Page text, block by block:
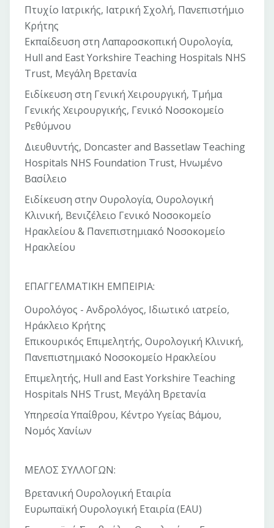
Πτυχίο Ιατρικής, Ιατρική Σχολή, Πανεπιστήμιο
Κρήτης
Εκπαίδευση στη Λαπαροσκοπική Ουρολογία,
Hull and East Yorkshire Teaching Hospitals NHS
Trust, Μεγάλη Βρετανία
Ειδίκευση στη Γενική Χειρουργική, Τμήμα
Γενικής Χειρουργικής, Γενικό Νοσοκομείο
Ρεθύμνου
Διευθυντής, Doncaster and Bassetlaw Teaching
Hospitals NHS Foundation Trust, Ηνωμένο
Βασίλειο
Ειδίκευση στην Ουρολογία, Ουρολογική
Κλινική, Βενιζέλειο Γενικό Νοσοκομείο
Ηρακλείου & Πανεπιστημιακό Νοσοκομείο
Ηρακλείου
ΕΠΑΓΓΕΛΜΑΤΙΚΗ ΕΜΠΕΙΡΙΑ:
Ουρολόγος - Ανδρολόγος, Ιδιωτικό ιατρείο,
Ηράκλειο Κρήτης
Επικουρικός Επιμελητής, Ουρολογική Κλινική,
Πανεπιστημιακό Νοσοκομείο Ηρακλείου
Επιμελητής, Hull and East Yorkshire Teaching
Hospitals NHS Trust, Μεγάλη Βρετανία
Υπηρεσία Υπαίθρου, Κέντρο Υγείας Βάμου,
Νομός Χανίων
ΜΕΛΟΣ ΣΥΛΛΟΓΩΝ:
Βρετανική Ουρολογική Εταιρία
Ευρωπαϊκή Ουρολογική Εταιρία (EAU)